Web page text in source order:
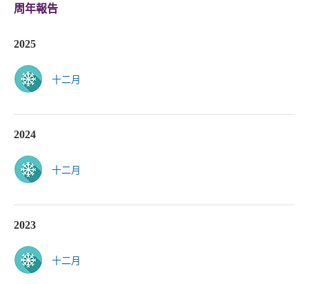
周年報告
2025
十二月
2024
十二月
2023
十二月